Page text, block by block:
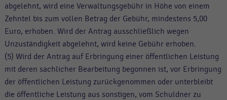
abgelehnt, wird eine Verwaltungsgebühr in Höhe von einem
Zehntel bis zum vollen Betrag der Gebühr, mindestens 5,00
Euro, erhoben. Wird der Antrag ausschließlich wegen
Unzuständigkeit abgelehnt, wird keine Gebühr erhoben.
(5) Wird der Antrag auf Erbringung einer öffentlichen Leistung
mit deren sachlicher Bearbeitung begonnen ist, vor Erbringung
der öffentlichen Leistung zurückgenommen oder unterbleibt
die öffentliche Leistung aus sonstigen, vom Schuldner zu